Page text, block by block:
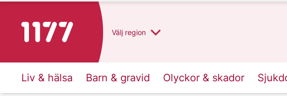
Till startsidan för 1177 Välj region
Liv & hälsa Barn & gravid Olyckor & skador